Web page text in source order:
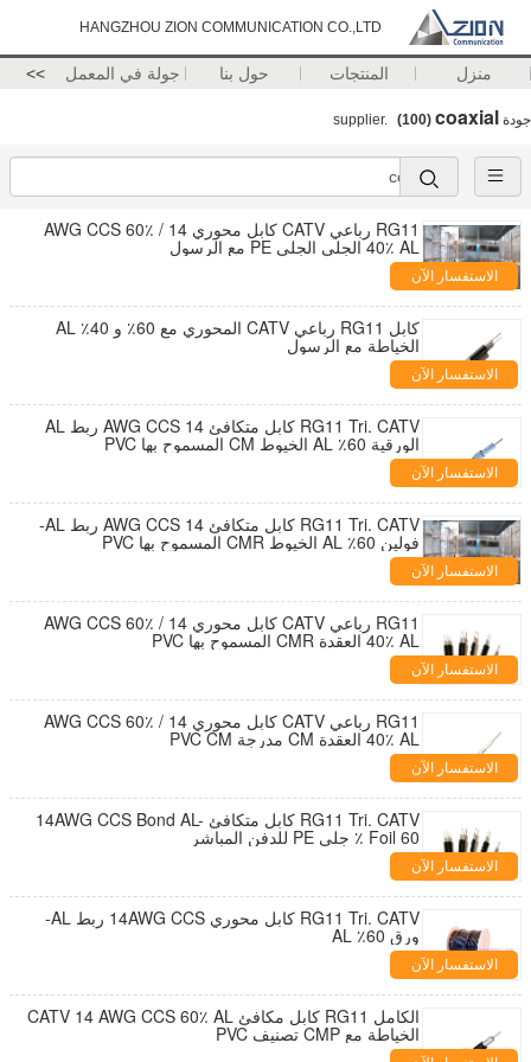
HANGZHOU ZION COMMUNICATION CO.,LTD
منزل المنتجات حول بنا جولة في المعمل >>
جودة coaxial
(100)
RG11 رباعي CATV كابل محوري 14 AWG CCS 60٪ /
40٪ AL الجلي الجلي PE مع الرسول
الاستفسار الآن
كابل RG11 رباعي CATV المحوري مع 60٪ و 40٪ AL
الخياطة مع الرسول
الاستفسار الآن
RG11 Tri. CATV كابل متكافئ 14 AWG CCS ربط AL
الورقية 60٪ AL الخيوط CM المسموح بها PVC
الاستفسار الآن
RG11 Tri. CATV كابل متكافئ 14 AWG CCS ربط AL-
فولين 60٪ AL الخيوط CMR المسموح بها PVC
الاستفسار الآن
RG11 رباعي CATV كابل محوري 14 AWG CCS 60٪ /
40٪ AL العقدة CMR المسموح بها PVC
الاستفسار الآن
RG11 رباعي CATV كابل محوري 14 AWG CCS 60٪ /
40٪ AL العقدة CM مدرجة PVC CM
الاستفسار الآن
RG11 Tri. CATV كابل متكافئ 14AWG CCS Bond AL-
Foil 60 ٪ جلي PE للدفن المباشر
الاستفسار الآن
RG11 Tri. CATV كابل محوري 14AWG CCS ربط AL-
ورق 60٪ AL
الاستفسار الآن
الكامل RG11 كابل مكافئ CATV 14 AWG CCS 60٪ AL
الخياطة مع CMP تصنيف PVC